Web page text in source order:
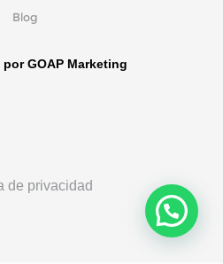
GOAP Marketing
de privacidad
Blog